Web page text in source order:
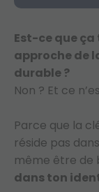
Est-ce que
approche de
durable ?
Non ? Et ce
Parce que la
réside pas
même être de
dans ton